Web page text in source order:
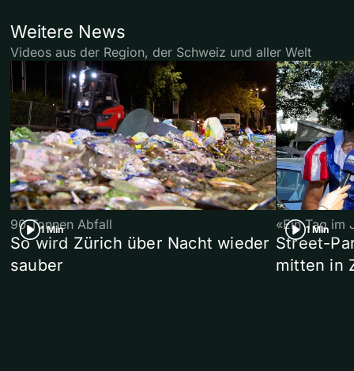
Weitere News
Videos aus der Region, der Schweiz und aller Welt
1 Min
90 Tonnen Abfall
So wird Zürich über Nacht wieder
sauber
1 Min
«Ein Tag im
Street-
mitten in